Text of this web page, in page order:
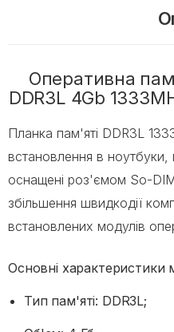
Оперативна
DDR3L 4Gb
Планка пам'яті DDR3L
встановлення в ноутбуки,
оснащені роз'ємом So-
збільшення швидкодії
встановлених модулів
Основні характеристики
Тип пам'яті: DDR3L;